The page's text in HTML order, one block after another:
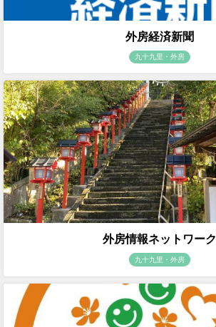
外房経済新聞
九十九里・外房
外房情報ネットワーク
九十九里・外房